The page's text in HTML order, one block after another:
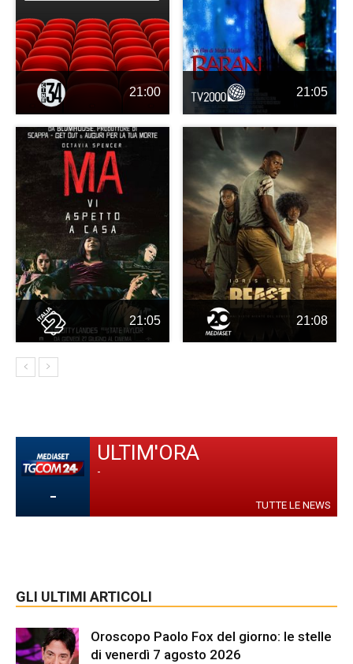
21:00 21:05
21:05 21:08
-
ULTIM'ORA
-
TUTTE LE NEWS
GLI ULTIMI ARTICOLI
Oroscopo Paolo Fox del giorno: le stelle
di venerdì 7 agosto 2026